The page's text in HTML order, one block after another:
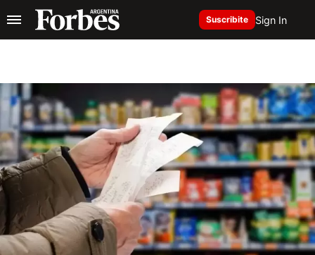
Suscribite Sign In